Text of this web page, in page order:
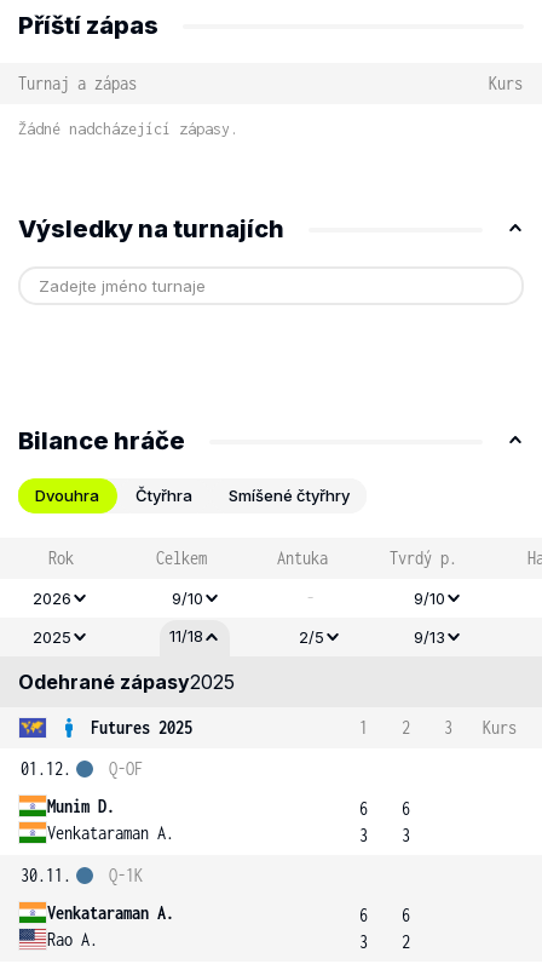
Příští zápas
Turnaj a zápas Kurs
Žádné nadcházející zápasy.
Výsledky na turnajích
Bilance hráče
Dvouhra Čtyřhra Smíšené čtyřhry
Rok Celkem Antuka Tvrdý p.
2026 9/10 -
9/10
2025
11/18 2/5 9/13
Odehrané zápasy2025
Futures 2025 1 2 3
Kurs
01.12.
Munim D.
Venkataraman A.
Q-OF
6
3
6
3
30.11.
Venkataraman A.
Rao A.
Q-1K
6
3
6
2